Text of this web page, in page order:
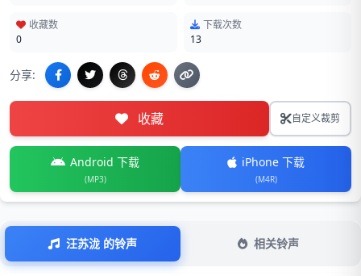
收藏数
0
下载次数
13
分享:
收藏 自定义裁剪
Android 下载
(MP3)
iPhone 下载
(M4R)
汪苏泷 的铃声 相关铃声